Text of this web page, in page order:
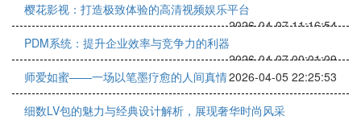
樱花影视：打造极致体验的高清视频娱乐平台
2026-04-07 11:16:54
PDM系统：提升企业效率与竞争力的利器
2026-04-07 00:01:09
师爱如蜜——一场以笔墨疗愈的人间真情2026-04-05 22:25:53
细数LV包的魅力与经典设计解析，展现奢华时尚风采